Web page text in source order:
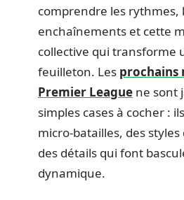
comprendre les rythmes,
enchaînements et cette
collective qui transforme
feuilleton. Les prochains
Premier League ne sont
simples cases à cocher :
micro-batailles, des styles
des détails qui font
dynamique.